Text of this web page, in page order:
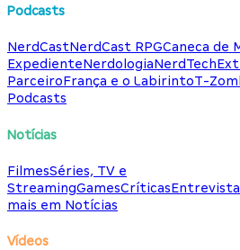
Podcasts
NerdCastNerdCast RPGCaneca de
ExpedienteNerdologiaNerdTech
ParceiroFrança e o LabirintoT-
Podcasts
Notícias
FilmesSéries, TV e
StreamingGamesCríticas
mais em Notícias
Vídeos